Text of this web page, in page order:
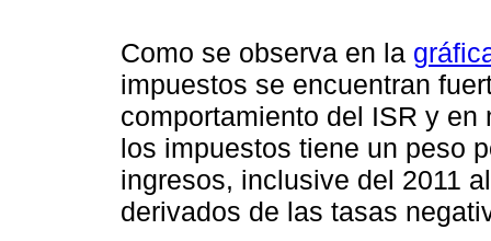
Como se observa en la
impuestos se encuentran
comportamiento del ISR y
los impuestos tiene un peso
ingresos, inclusive del 2011
derivados de las tasas